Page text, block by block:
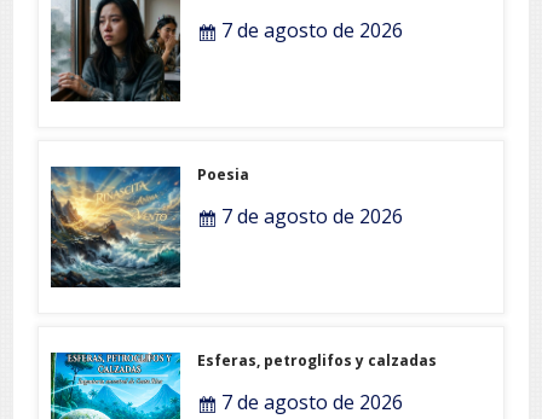
7 de agosto de 2026
Poesia
7 de agosto de 2026
Esferas, petroglifos y calzadas
7 de agosto de 2026